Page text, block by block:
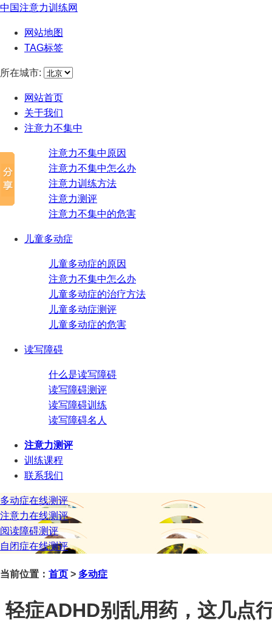
中国注意力训练网
网站地图
TAG标签
所在城市:
网站首页
关于我们
注意力不集中
注意力不集中原因
注意力不集中怎么办
注意力训练方法
注意力测评
注意力不集中的危害
儿童多动症
儿童多动症的原因
注意力不集中怎么办
儿童多动症的治疗方法
儿童多动症测评
儿童多动症的危害
读写障碍
什么是读写障碍
读写障碍测评
读写障碍训练
读写障碍名人
注意力测评
训练课程
联系我们
多动症在线测评
注意力在线测评
阅读障碍测评
自闭症在线测评
当前位置： 首页 > 多动症
轻症ADHD别乱用药，这几点